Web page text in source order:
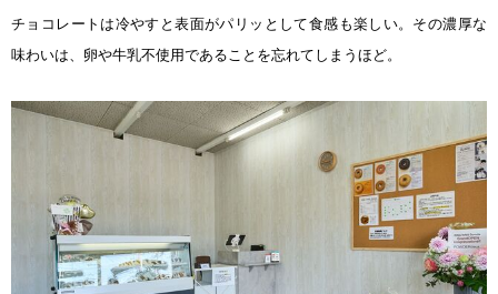
チョコレートは冷やすと表面がパリッとして食感も楽しい。その濃厚な
味わいは、卵や牛乳不使用であることを忘れてしまうほど。